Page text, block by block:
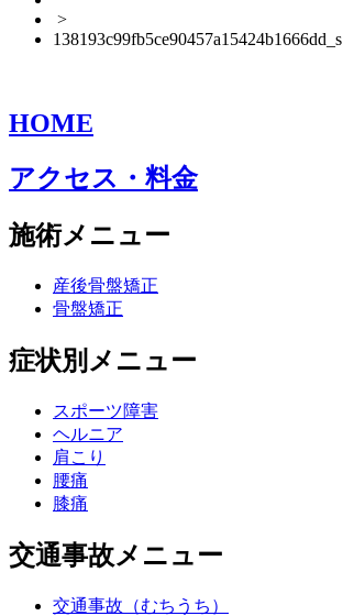
>
138193c99fb5ce90457a15424b1666dd_s
HOME
アクセス・料金
施術メニュー
産後骨盤矯正
骨盤矯正
症状別メニュー
スポーツ障害
ヘルニア
肩こり
腰痛
膝痛
交通事故メニュー
交通事故（むちうち）